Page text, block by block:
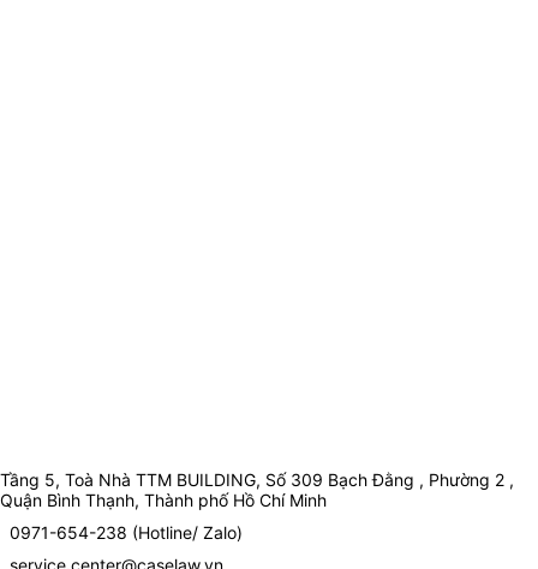
Tầng 5, Toà Nhà TTM BUILDING, Số 309 Bạch Đằng , Phường 2 ,
Quận Bình Thạnh, Thành phố Hồ Chí Minh
0971-654-238 (Hotline/ Zalo)
service.center@caselaw.vn